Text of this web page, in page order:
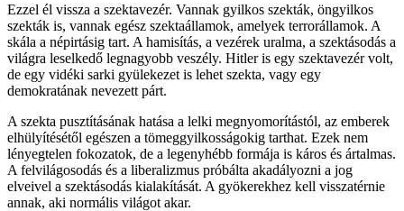
Ezzel él vissza a szektavezér. Vannak gyilkos szekták, öngyilkos
szekták is, vannak egész szektaállamok, amelyek terrorállamok. A
skála a népirtásig tart. A hamisítás, a vezérek uralma, a szektásodás a
világra leselkedő legnagyobb veszély. Hitler is egy szektavezér volt,
de egy vidéki sarki gyülekezet is lehet szekta, vagy egy
demokratának nevezett párt.
A szekta pusztításának hatása a lelki megnyomorítástól, az emberek
elhülyítésétől egészen a tömeggyilkosságokig tarthat. Ezek nem
lényegtelen fokozatok, de a legenyhébb formája is káros és ártalmas.
A felvilágosodás és a liberalizmus próbálta akadályozni a jog
elveivel a szektásodás kialakítását. A gyökerekhez kell visszatérnie
annak, aki normális világot akar.